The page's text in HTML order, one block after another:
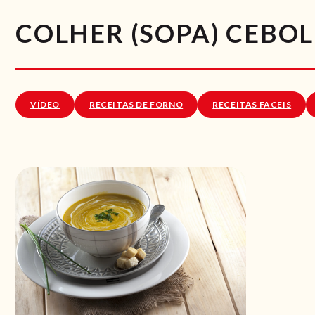
COLHER (SOPA)
VÍDEO RECEITAS DE FORNO RECEITAS FACEIS